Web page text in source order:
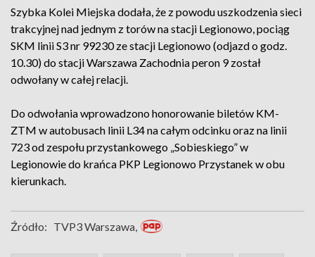
Szybka Kolei Miejska dodała, że z powodu uszkodzenia sieci
trakcyjnej nad jednym z torów na stacji Legionowo, pociąg
SKM linii S3 nr 99230 ze stacji Legionowo (odjazd o godz.
10.30) do stacji Warszawa Zachodnia peron 9 został
odwołany w całej relacji.
Do odwołania wprowadzono honorowanie biletów KM-
ZTM w autobusach linii L34 na całym odcinku oraz na linii
723 od zespołu przystankowego „Sobieskiego” w
Legionowie do krańca PKP Legionowo Przystanek w obu
kierunkach.
Źródło: TVP3 Warszawa,